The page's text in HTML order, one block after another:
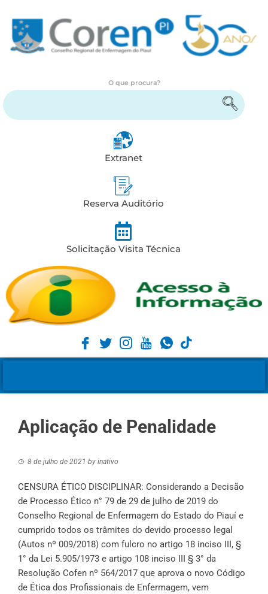
O que procura?
Extranet
Reserva Auditório
Solicitação Visita Técnica
Aplicação de Penalidade
8 de julho de 2021 by inativo
CENSURA ÉTICO DISCIPLINAR: Considerando a Decisão
de Processo Ético n° 79 de 29 de julho de 2019 do
Conselho Regional de Enfermagem do Estado do Piauí e
cumprido todos os trâmites do devido processo legal
(Autos nº 009/2018) com fulcro no artigo 18 inciso III, §
1° da Lei 5.905/1973 e artigo 108 inciso III § 3° da
Resolução Cofen nº 564/2017 que aprova o novo Código
de Ética dos Profissionais de Enfermagem, vem